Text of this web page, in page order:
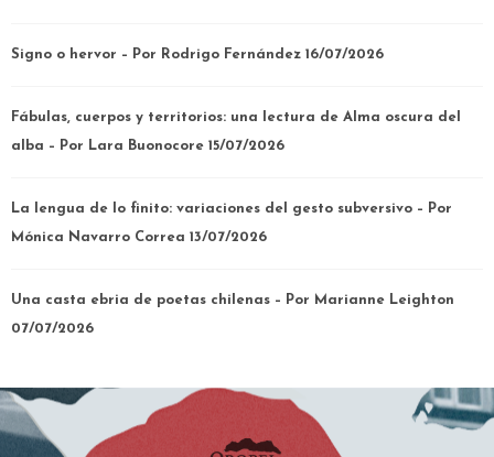
Signo o hervor – Por Rodrigo Fernández 16/07/2026
Fábulas, cuerpos y territorios: una lectura de Alma oscura del
alba – Por Lara Buonocore 15/07/2026
La lengua de lo finito: variaciones del gesto subversivo – Por
Mónica Navarro Correa 13/07/2026
Una casta ebria de poetas chilenas – Por Marianne Leighton
07/07/2026